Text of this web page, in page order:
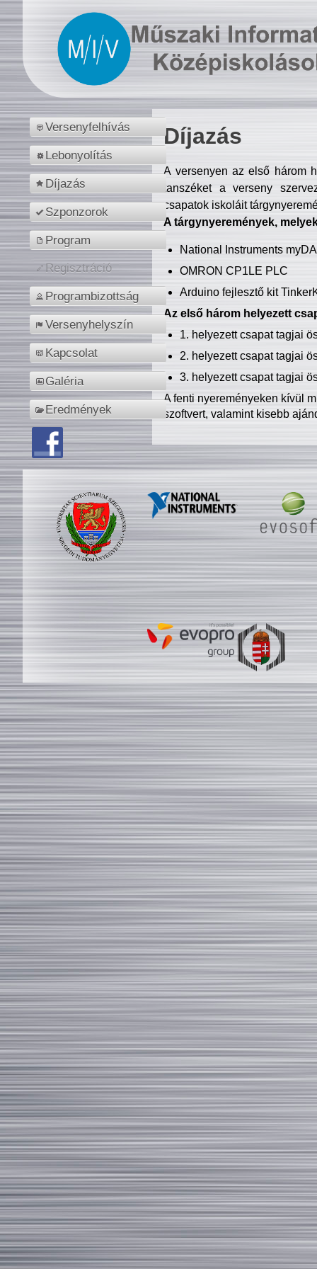
Versenyfelhívás
Lebonyolítás
Díjazás
Szponzorok
Program
Regisztráció
Programbizottság
Versenyhelyszín
Kapcsolat
Galéria
Eredmények
Díjazás
A versenyen az első három
tanszéket a verseny
csapatok iskoláit
A tárgynyeremények,
National Instruments
OMRON CP1LE PLC
Arduino fejlesztő kit
Az első három helyezett
1. helyezett csapat tagjai
2. helyezett csapat tagjai
3. helyezett csapat tagjai
A fenti nyereményeken kívül
szoftvert, valamint kisebb